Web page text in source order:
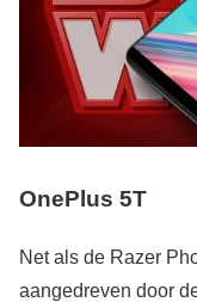
OnePlus 5T
Net als de Razer
aangedreven door